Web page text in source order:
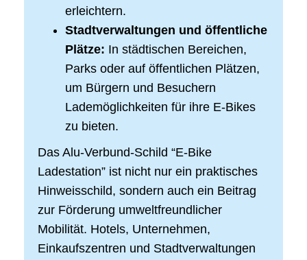
erleichtern.
Stadtverwaltungen und öffentliche
Plätze: In städtischen Bereichen,
Parks oder auf öffentlichen Plätzen,
um Bürgern und Besuchern
Lademöglichkeiten für ihre E-Bikes
zu bieten.
Das Alu-Verbund-Schild “E-Bike
Ladestation” ist nicht nur ein praktisches
Hinweisschild, sondern auch ein Beitrag
zur Förderung umweltfreundlicher
Mobilität. Hotels, Unternehmen,
Einkaufszentren und Stadtverwaltungen